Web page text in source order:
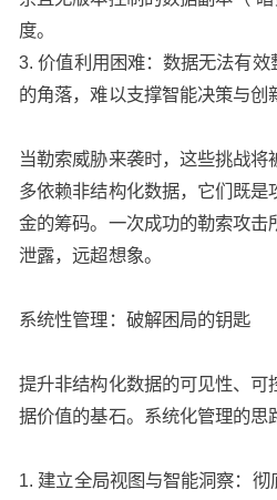
度。
3. 价值利用困难：数据无法有效
的角落，难以支撑智能决策与
当勒索威胁来袭时，这些挑战
多依赖非结构化数据，它们既
金的筹码。一次成功的勒索攻
泄露，远超想象。
系统性管理：破解困局的钥匙
提升非结构化数据的可见性、
据价值的基石。系统化管理的
1. 建立全局视图与智能洞察：